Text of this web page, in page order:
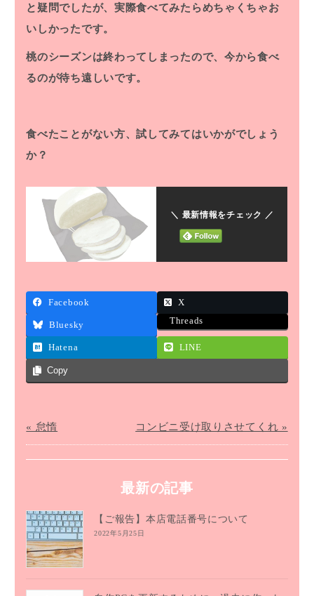
と疑問でしたが、実際食べてみたらめちゃくちゃお
いしかったです。
桃のシーズンは終わってしまったので、今から食べ
るのが待ち遠しいです。
食べたことがない方、試してみてはいかがでしょう
か？
＼ 最新情報をチェック ／
Facebook X
Bluesky Threads
Hatena LINE
Copy
« 怠惰 コンビニ受け取りさせてくれ »
最新の記事
【ご報告】本店電話番号について
2022年5月25日